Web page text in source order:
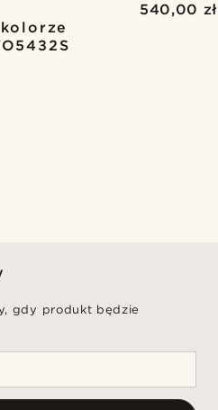
540,00 zł
gdy produkt będzie